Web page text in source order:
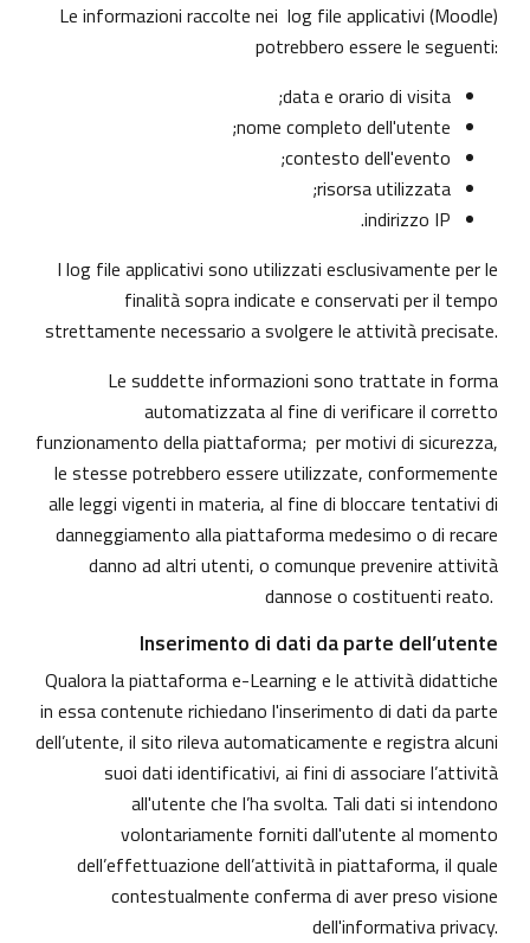
Le informazioni raccolte nei log file applicativi (Moodle)
potrebbero essere le seguenti:
data e orario di visita;
nome completo dell'utente;
contesto dell'evento;
risorsa utilizzata;
indirizzo IP.
I log file applicativi sono utilizzati esclusivamente per le
finalità sopra indicate e conservati per il tempo
strettamente necessario a svolgere le attività precisate.
Le suddette informazioni sono trattate in forma
automatizzata al fine di verificare il corretto
funzionamento della piattaforma; per motivi di sicurezza,
le stesse potrebbero essere utilizzate, conformemente
alle leggi vigenti in materia, al fine di bloccare tentativi di
danneggiamento alla piattaforma medesimo o di recare
danno ad altri utenti, o comunque prevenire attività
dannose o costituenti reato.
Inserimento di dati da parte dell’utente
Qualora la piattaforma e-Learning e le attività didattiche
in essa contenute richiedano l'inserimento di dati da parte
dell’utente, il sito rileva automaticamente e registra alcuni
suoi dati identificativi, ai fini di associare l’attività
all'utente che l’ha svolta. Tali dati si intendono
volontariamente forniti dall'utente al momento
dell’effettuazione dell’attività in piattaforma, il quale
contestualmente conferma di aver preso visione
dell'informativa privacy.